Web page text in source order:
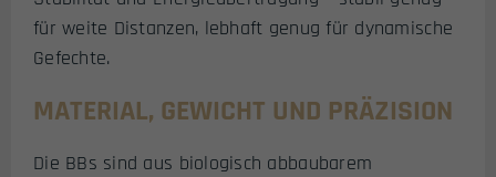
für weite Distanzen, lebhaft genug für dynamische
Gefechte.
MATERIAL, GEWICHT UND PRÄZISION
Die BBs sind aus biologisch abbaubarem